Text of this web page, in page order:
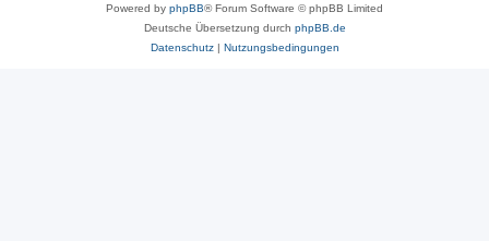
Powered by phpBB® Forum Software © phpBB Limited
Deutsche Übersetzung durch phpBB.de
Datenschutz| Nutzungsbedingungen